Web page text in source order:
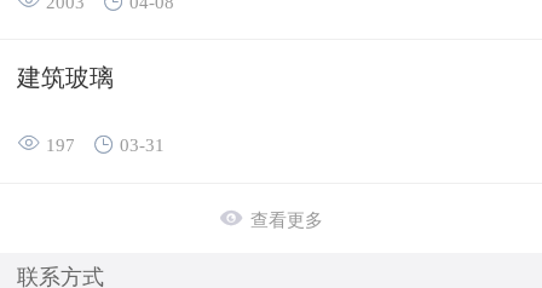
建筑玻璃
 197  03-31
 查看更多
联系方式